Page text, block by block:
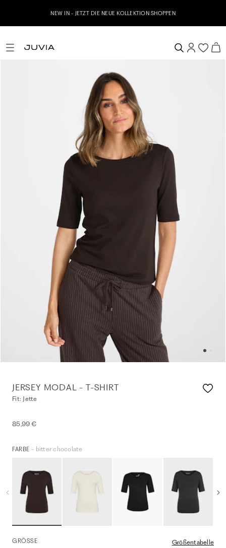
NEW IN - JETZT DIE NEUE KOLLEKTION SHOPPEN
JERSEY MODAL - T-SHIRT
Fit: Jette
85,99 €
FARBE - bitter chocolate
GRÖSSE Größentabelle